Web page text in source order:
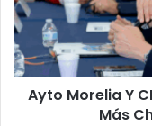
Alianza
Para
Crear
Más
Chambas En La Ciudad
Ayto Morelia Y
Más